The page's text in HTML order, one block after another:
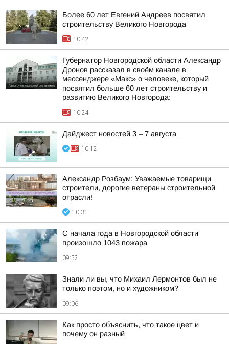
Более 60 лет Евгений Андреев посвятил
строительству Великого Новгорода
10:42
Губернатор Новгородской области Александр
Дронов рассказал в своём канале в
мессенджере «Макс» о человеке, который
посвятил больше 60 лет строительству и
развитию Великого Новгорода:
10:24
Дайджест новостей 3 – 7 августа
10:12
Александр Розбаум: Уважаемые товарищи
строители, дорогие ветераны строительной
отрасли!
10:31
С начала года в Новгородской области
произошло 1043 пожара
09:52
Знали ли вы, что Михаил Лермонтов был не
только поэтом, но и художником?
09:06
Как просто объяснить, что такое цвет и
почему он разный